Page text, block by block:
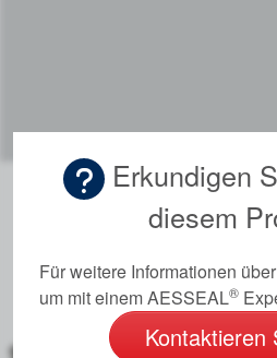
Erkundigen
diesem
Für weitere Informationen
um mit einem AESSEAL®
Kontaktieren